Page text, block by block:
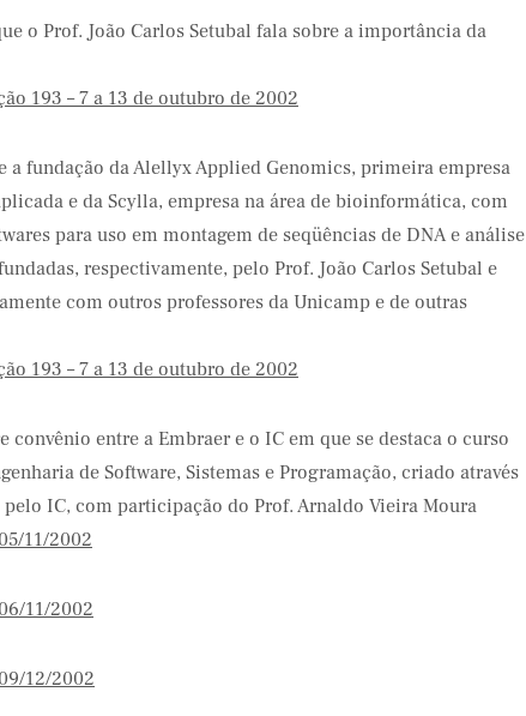
o Prof. João Carlos Setubal fala sobre a importância da
193 – 7 a 13 de outubro de 2002
a fundação da Alellyx Applied Genomics, primeira empresa
e da Scylla, empresa na área de bioinformática, com
para uso em montagem de seqüências de DNA e análise
respectivamente, pelo Prof. João Carlos Setubal e
com outros professores da Unicamp e de outras
193 – 7 a 13 de outubro de 2002
convênio entre a Embraer e o IC em que se destaca o curso
de Software, Sistemas e Programação, criado através
IC, com participação do Prof. Arnaldo Vieira Moura
11/2002
11/2002
12/2002